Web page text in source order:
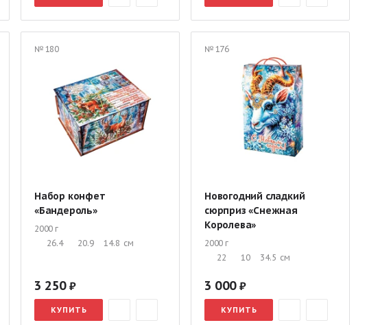
№ 180
Набор конфет
«Бандероль»
2000 г
26.4
20.9 14.8 см
3 250
КУПИТЬ
№ 176
Новогодний сладкий
сюрприз «Снежная
Королева»
2000 г
22
10 34.5 см
3 000
КУПИТЬ